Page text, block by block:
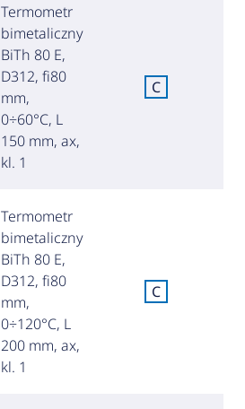
Termometr
bimetaliczny
BiTh 80 E,
D312, fi80
mm,
0÷60°C, L
150 mm, ax,
kl. 1
C
Termometr
bimetaliczny
BiTh 80 E,
D312, fi80
mm,
0÷120°C, L
200 mm, ax,
kl. 1
C